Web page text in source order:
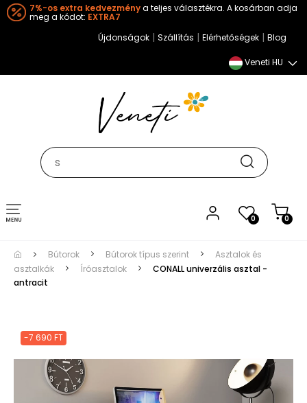
7%-os extra kedvezménya teljes választékra. A kosárban adja
meg a kódot: EXTRA7
Újdonságok | Szállítás | Elérhetőségek | Blog
Veneti HU
0 0
Toggle
navigation
Bútorok Bútorok típus szerint
Asztalok és
asztalkák
Íróasztalok
CONALL univerzális asztal -
antracit
-7 690 FT